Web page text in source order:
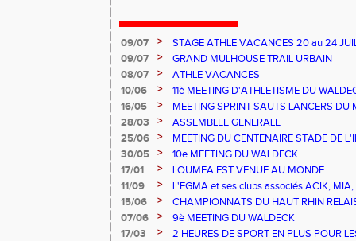
09/07 >
STAGE ATHLE VACANCES 20 au 24
MULHOUSE
09/07 >
GRAND MULHOUSE TRAIL URBAIN
08/07
>
ATHLE VACANCES
10/06
>
11è MEETING D'ATHLETISME DU
16/05
>
MEETING SPRINT SAUTS LANCERS DU
28/03
>
ASSEMBLEE GENERALE
25/06
>
MEETING DU CENTENAIRE STADE DE
30/05
>
10e MEETING DU WALDECK
17/01
>
LOUMEA EST VENUE AU MONDE
11/09
>
L'EGMA et ses clubs associés ACIK,
EXPLOR'ASSO
15/06 >
CHAMPIONNATS DU HAUT RHIN
07/06
>
9è MEETING DU WALDECK
17/03
>
2 HEURES DE SPORT EN PLUS POUR